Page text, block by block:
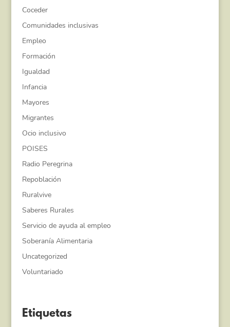
Coceder
Comunidades inclusivas
Empleo
Formación
Igualdad
Infancia
Mayores
Migrantes
Ocio inclusivo
POISES
Radio Peregrina
Repoblación
Ruralvive
Saberes Rurales
Servicio de ayuda al empleo
Soberanía Alimentaria
Uncategorized
Voluntariado
Etiquetas